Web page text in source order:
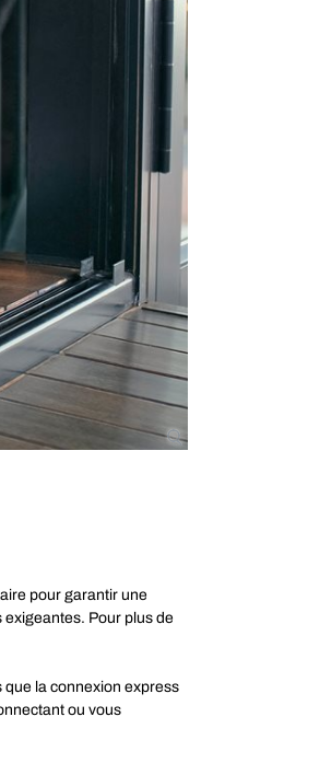
pour garantir une
Pour plus de
que la connexion express
ou vous